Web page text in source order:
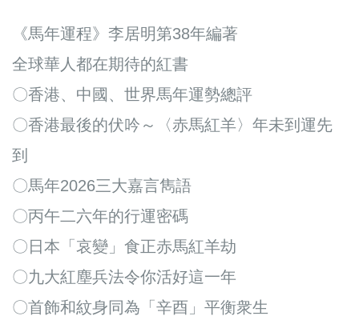
《馬年運程》李居明第38年編著
全球華人都在期待的紅書
〇香港、中國、世界馬年運勢總評
〇香港最後的伏吟～〈赤馬紅羊〉年未到運先
到
〇馬年2026三大嘉言雋語
〇丙午二六年的行運密碼
〇日本「哀變」食正赤馬紅羊劫
〇九大紅塵兵法令你活好這一年
〇首飾和紋身同為「辛酉」平衡衆󠄈生